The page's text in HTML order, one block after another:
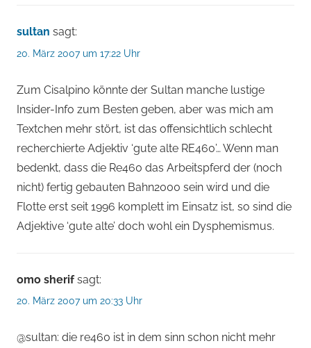
sultan sagt:
20. März 2007 um 17:22 Uhr
Zum Cisalpino könnte der Sultan manche lustige
Insider-Info zum Besten geben, aber was mich am
Textchen mehr stört, ist das offensichtlich schlecht
recherchierte Adjektiv ‘gute alte RE460’… Wenn man
bedenkt, dass die Re460 das Arbeitspferd der (noch
nicht) fertig gebauten Bahn2000 sein wird und die
Flotte erst seit 1996 komplett im Einsatz ist, so sind die
Adjektive ‘gute alte’ doch wohl ein Dysphemismus.
omo sherif sagt:
20. März 2007 um 20:33 Uhr
@sultan: die re460 ist in dem sinn schon nicht mehr